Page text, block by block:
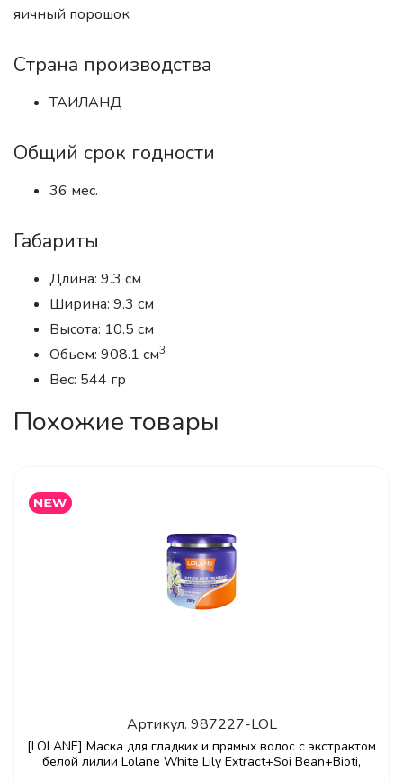
яичный порошок
Страна производства
ТАИЛАНД
Общий срок годности
36 мес.
Габариты
Длина: 9.3 см
Ширина: 9.3 см
Высота: 10.5 см
Обьем: 908.1 см3
Вес: 544 гр
Похожие товары
Артикул. 987227-LOL
[LOLANE] Маска для гладких и прямых волос с экстрактом
белой лилии Lolane White Lily Extract+Soi Bean+Bioti,